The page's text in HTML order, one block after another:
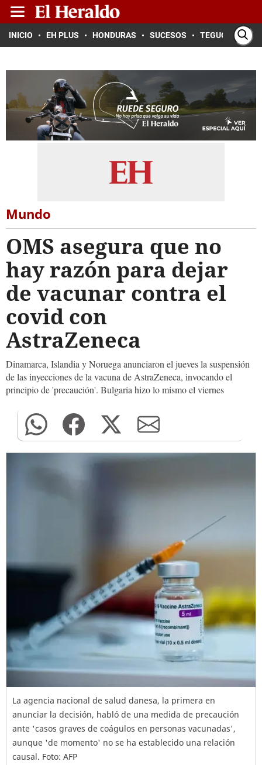
INICIO EH PLUS HONDURAS SUCESOS TEGUCIGALPA
Mundo
OMS asegura que no
hay razón para dejar
de vacunar contra el
covid con
AstraZeneca
Dinamarca, Islandia y Noruega anunciaron el jueves la suspensión
de las inyecciones de la vacuna de AstraZeneca, invocando el
principio de 'precaución'. Bulgaria hizo lo mismo el viernes
La agencia nacional de salud danesa, la primera en
anunciar la decisión, habló de una medida de precaución
ante 'casos graves de coágulos en personas vacunadas',
aunque 'de momento' no se ha establecido una relación
causal. Foto: AFP